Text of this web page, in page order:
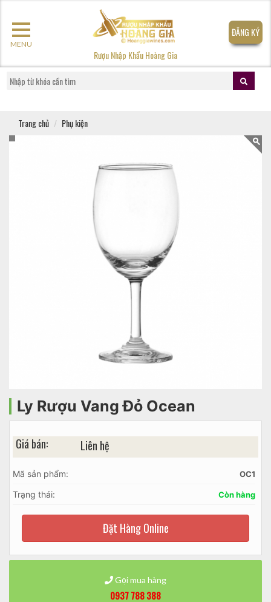
MENU
Rượu Nhập Khẩu Hoàng Gia
ĐĂNG KÝ
Trang chủ Phụ kiện
Ly Rượu Vang Đỏ Ocean
Giá bán: Liên hệ
Mã sản phẩm: OC1
Trạng thái: Còn hàng
Đặt Hàng Online
Gọi mua hàng
0937 788 388